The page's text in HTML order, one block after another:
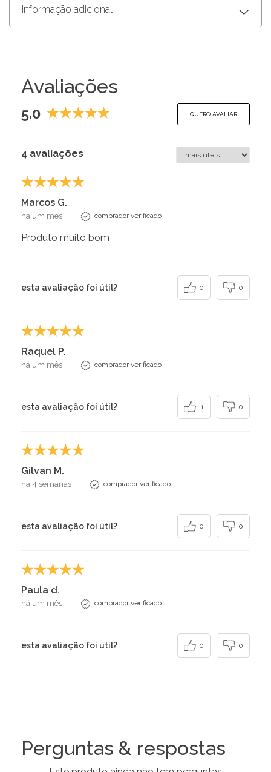
Informação adicional
Avaliações
5.0 QUERO AVALIAR
4 avaliações
Marcos G.
há um mês comprador verificado
Produto muito bom
esta avaliação foi útil? 0 0
Raquel P.
há um mês comprador verificado
esta avaliação foi útil? 1 0
Gilvan M.
há 4 semanas comprador verificado
esta avaliação foi útil? 0 0
Paula d.
há um mês comprador verificado
esta avaliação foi útil? 0 0
Perguntas & respostas